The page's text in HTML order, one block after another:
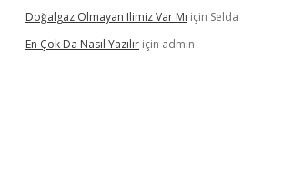
Doğalgaz Olmayan Ilimiz Var Mı için Selda
En Çok Da Nasıl Yazılır için admin